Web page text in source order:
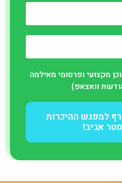
מקצועי ופרסומי מאילמה
למפגש ההיכרות
אביב!